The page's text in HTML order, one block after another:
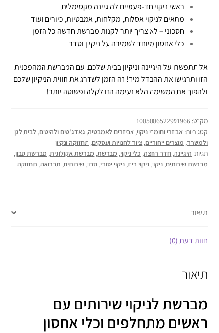
ראשי ניקוי חד-פעמיים להיגיינה מקסימלית
מתאים לניקוי אסלות, מקלחות, אמבטיות, כיורים ועוד
חסכוני – לא צריך יותר לקנות מברשת חדשה כל הזמן
כלי אחסון מיוחד לשמירה על ניקיון וסדר
אל תתפשרו על היגיינה וניקיון בבית שלכם. עם המברשת המהפכנית
הזו ותרגישו את ההבדל מיד! זה הזמן לשדרג את חווית הניקיון שלכם
ולהפוך את המשימה הלא נעימה הזו לקלה ופשוטה יותר!
מק"ט: 1005006522991966
קטגוריות: אביזרי וחומרי ניקוי, אביזרים לאמבטיה, גאדג'טים ולהיטים, לבית לגן
ולמשרד, מוצרים ייחודיים, ציוד לחנויות ועסקים, תחזוקה ונקיון
תגיות: היגיינה, חדר רחצה, כלי ניקוי, מברשת, מברשת אקולוגית, מברשת סבון,
מברשת שירותים, ניקוי, ניקוי בית, ניקוי יסודי, סבון, שירותים, תברואה, תחזוקה
תיאור
חוות דעת (0)
תיאור
מברשת לניקוי שירותים עם
ראשים מתחלפים וכלי אחסון